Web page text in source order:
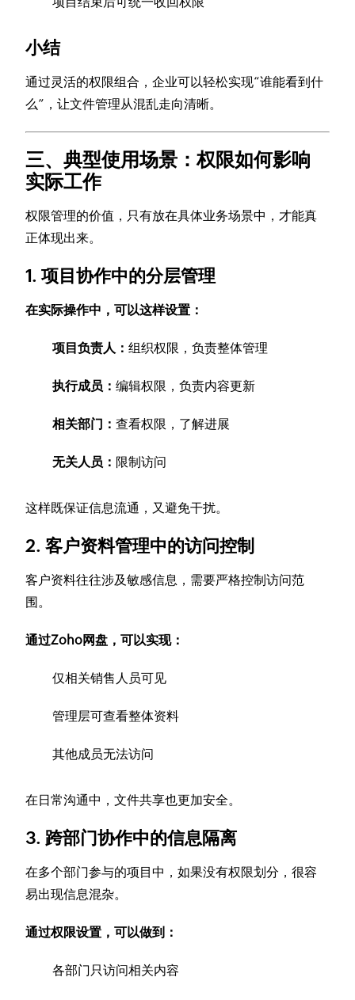
小结
通过灵活的权限组合，企业可以轻松实现“谁能看到什
么”，让文件管理从混乱走向清晰。
三、典型使用场景：权限如何影响
实际工作
权限管理的价值，只有放在具体业务场景中，才能真
正体现出来。
1. 项目协作中的分层管理
在实际操作中，可以这样设置：
项目负责人：组织权限，负责整体管理
执行成员：编辑权限，负责内容更新
相关部门：查看权限，了解进展
无关人员： 限制访问
这样既保证信息流通，又避免干扰。
2. 客户资料管理中的访问控制
客户资料往往涉及敏感信息，需要严格控制访问范
围。
通过Zoho网盘，可以实现：
仅相关销售人员可见
管理层可查看整体资料
其他成员无法访问
在日常沟通中，文件共享也更加安全。
3. 跨部门协作中的信息隔离
在多个部门参与的项目中，如果没有权限划分，很容
易出现信息混杂。
通过权限设置，可以做到：
各部门只访问相关内容